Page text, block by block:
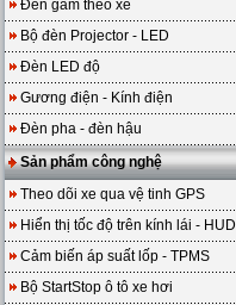
Đèn gầm theo xe
Bộ đèn Projector - LED
Đèn LED độ
Gương điện - Kính điện
Đèn pha - đèn hậu
Sản phẩm công nghệ
Theo dõi xe qua vệ tinh GPS
Hiển thị tốc độ trên kính lái - HUD
Cảm biến áp suất lốp - TPMS
Bộ StartStop ô tô xe hơi